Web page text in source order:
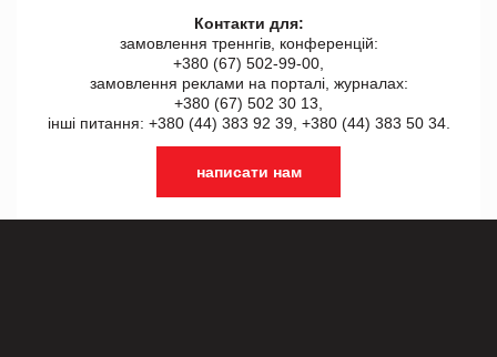
Контакти для:
замовлення треннгів, конференцій:
+380 (67) 502-99-00,
замовлення реклами на порталі, журналах:
+380 (67) 502 30 13,
інші питання: +380 (44) 383 92 39, +380 (44) 383 50 34.
написати нам